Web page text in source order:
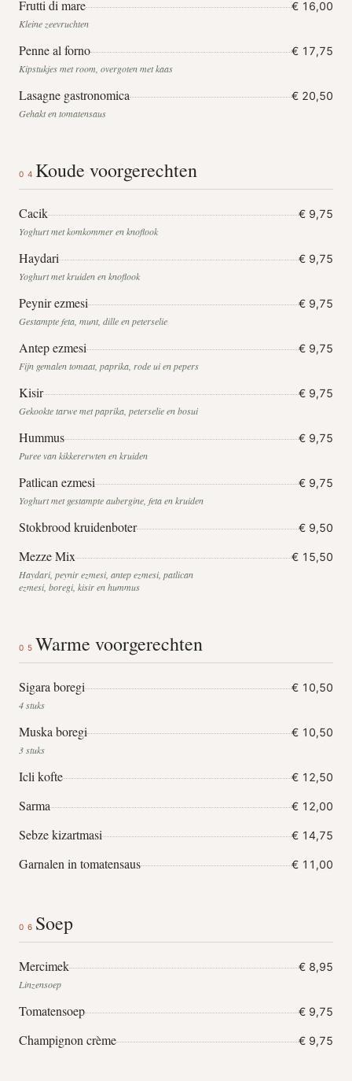
Frutti di mare € 16,00
Kleine zeevruchten
Penne al forno € 17,75
Kipstukjes met room, overgoten met kaas
Lasagne gastronomica € 20,50
Gehakt en tomatensaus
04 Koude voorgerechten
Cacik € 9,75
Yoghurt met komkommer en knoflook
Haydari € 9,75
Yoghurt met kruiden en knoflook
Peynir ezmesi € 9,75
Gestampte feta, munt, dille en peterselie
Antep ezmesi € 9,75
Fijn gemalen tomaat, paprika, rode ui en pepers
Kisir € 9,75
Gekookte tarwe met paprika, peterselie en bosui
Hummus € 9,75
Puree van kikkererwten en kruiden
Patlican ezmesi € 9,75
Yoghurt met gestampte aubergine, feta en kruiden
Stokbrood kruidenboter € 9,50
Mezze Mix € 15,50
Haydari, peynir ezmesi, antep ezmesi, patlican
ezmesi, boregi, kisir en hummus
05 Warme voorgerechten
Sigara boregi € 10,50
4 stuks
Muska boregi € 10,50
3 stuks
Icli kofte € 12,50
Sarma € 12,00
Sebze kizartmasi € 14,75
Garnalen in tomatensaus € 11,00
06 Soep
Mercimek € 8,95
Linzensoep
Tomatensoep € 9,75
Champignon crème € 9,75